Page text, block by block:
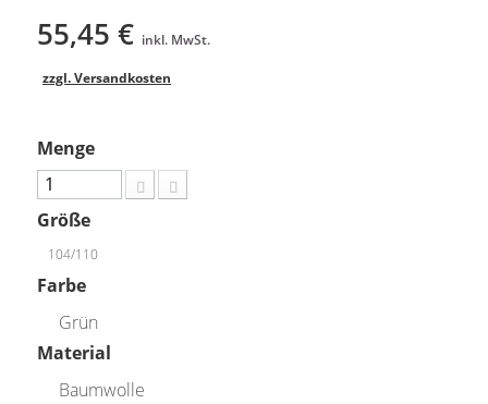
55,45 € inkl. MwSt.
zzgl. Versandkosten
Menge
Größe
104/110
Farbe
Grün
Material
Baumwolle